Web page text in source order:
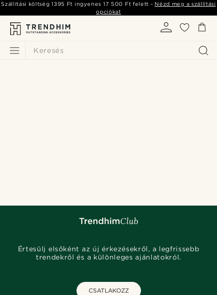
Keresés
Szállítási költség1395 Ft ingyenes 17 500 Ft felett - Nézd meg a szállítási
opciókat
Értesülj elsőként az új érkezésekről, a legfrissebb
trendekről és a különleges ajánlatokról.
CSATLAKOZZ